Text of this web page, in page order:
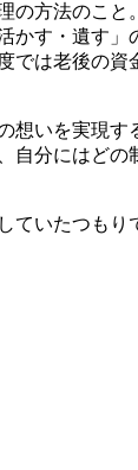
の方法のこ
す・遺す」
は老後の
いを実現
分にはど
ていたつも